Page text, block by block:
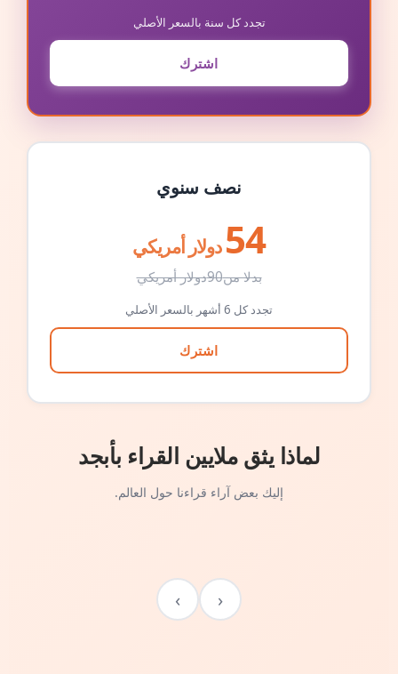
تجدد كل سنة بالسعر الأصلي
اشترك
نصف سنوي
54 دولار أمريكي
بدلا من90دولار أمريكي
تجدد كل 6 أشهر بالسعر الأصلي
اشترك
لماذا يثق ملايين القراء بأبجد
إليك بعض آراء قراءنا حول العالم.
‹
›